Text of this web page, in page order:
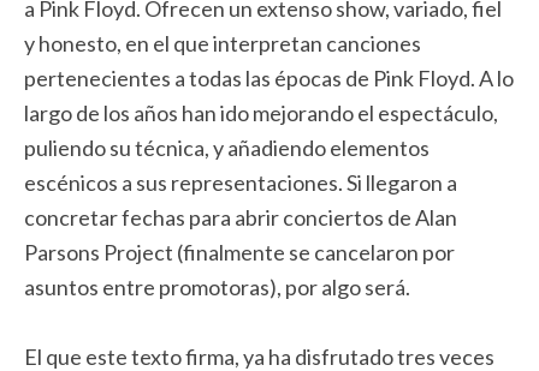
a Pink Floyd. Ofrecen un extenso show, variado, fiel
y honesto, en el que interpretan canciones
pertenecientes a todas las épocas de Pink Floyd. A lo
largo de los años han ido mejorando el espectáculo,
puliendo su técnica, y añadiendo elementos
escénicos a sus representaciones. Si llegaron a
concretar fechas para abrir conciertos de Alan
Parsons Project (finalmente se cancelaron por
asuntos entre promotoras), por algo será.
El que este texto firma, ya ha disfrutado tres veces